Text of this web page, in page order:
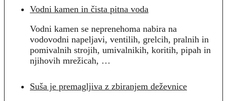
Vodni kamen in čista pitna voda
Vodni kamen se neprenehoma nabira na
vodovodni napeljavi, ventilih, grelcih, pralnih in
pomivalnih strojih, umivalnikih, koritih, pipah in
njihovih mrežicah, …
Suša je premagljiva z zbiranjem deževnice